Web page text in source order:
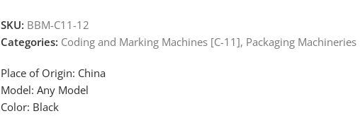
SKU: BBM-C11-12
Categories: Coding and Marking Machines [C-11], Packaging Machineries
Place of Origin: China
Model: Any Model
Color: Black